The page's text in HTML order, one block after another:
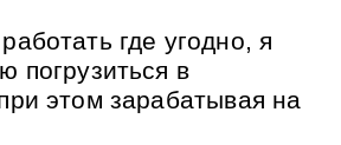
где угодно, я
погрузиться в
этом зарабатывая на